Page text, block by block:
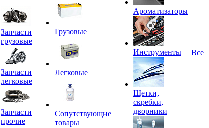
Запчасти
грузовые
Запчасти
легковые
Запчасти
прочие
Грузовые
Легковые
Сопутствующие
товары
Ароматизаторы
Инструменты
Щетки,
скребки,
дворники
Все